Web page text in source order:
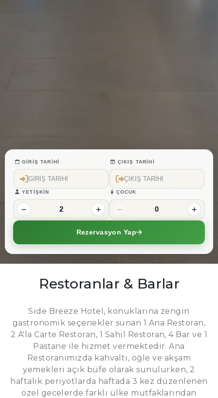
GİRİŞ TARİHİ ÇIKIŞ TARİHİ
YETİŞKİN
2
ÇOCUK
0
Rezervasyon Yap
Restoranlar & Barlar
Side Breeze Hotel, konuklarına zengin
gastronomik seçenekler sunan 1 Ana Restoran,
2 A'la Carte Restoran, 1 Sahil Restoran, 4 Bar ve 1
Pastane ile hizmet vermektedir. Ana
Restoranımızda kahvaltı, öğle ve akşam
yemekleri açık büfe olarak sunulurken, 2
haftalık periyotlarda haftada 3 kez düzenlenen
özel gecelerde farklı ülke mutfaklarından